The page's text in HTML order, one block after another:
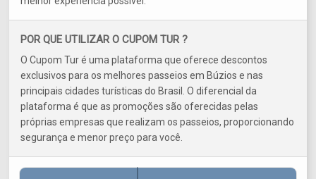
POR QUE UTILIZAR O CUPOM TUR ?
O Cupom Tur é uma plataforma que oferece descontos
exclusivos para os melhores passeios em Búzios e nas
principais cidades turísticas do Brasil. O diferencial da
plataforma é que as promoções são oferecidas pelas
próprias empresas que realizam os passeios, proporcionando
segurança e menor preço para você.